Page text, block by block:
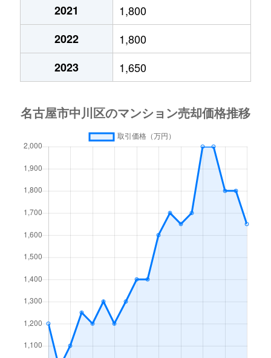
東起町
1,400万円
中島(愛知)
東起町
1,300万円
中島(愛知)
松葉町
4,300万円
烏森
松葉町
1,900万円
烏森
明徳町
中島(愛知)
中島(愛知)
明徳町
960万円
百船町
850万円
1,700万円
柳島町
柳瀬町
2021
1,800
2022
1,800
2023
1,650